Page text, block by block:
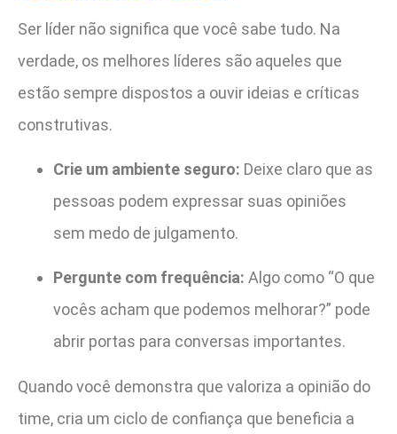
Ser líder não significa que você sabe tudo. Na
verdade, os melhores líderes são aqueles que
estão sempre dispostos a ouvir ideias e críticas
construtivas.
Crie um ambiente seguro: Deixe claro que as
pessoas podem expressar suas opiniões
sem medo de julgamento.
Pergunte com frequência: Algo como “O que
vocês acham que podemos melhorar?” pode
abrir portas para conversas importantes.
Quando você demonstra que valoriza a opinião do
time, cria um ciclo de confiança que beneficia a